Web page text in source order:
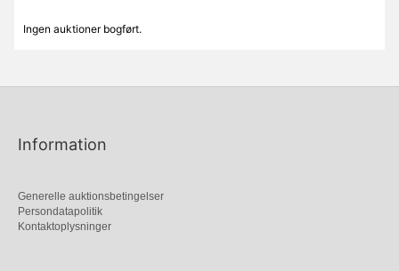
Ingen auktioner bogført.
Information
Generelle auktionsbetingelser
Persondatapolitik
Kontaktoplysninger